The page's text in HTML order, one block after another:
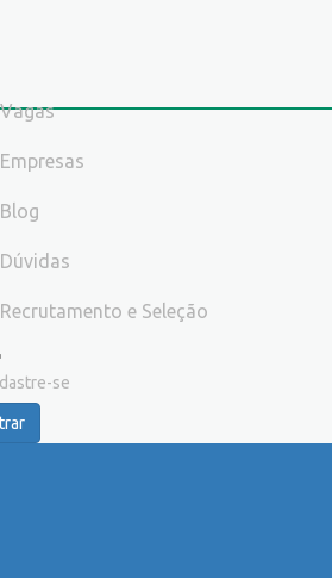
Vagas
Empresas
Blog
Dúvidas
Recrutamento e Seleção
se